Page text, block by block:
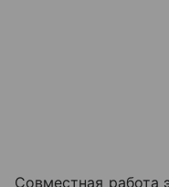
Совместная работа